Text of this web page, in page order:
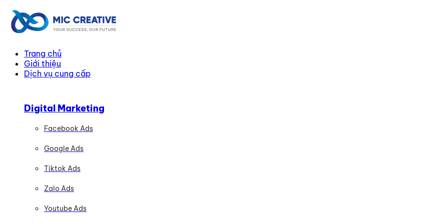
Trang chủ
Giới thiệu
Dịch vụ cung cấp
Digital Marketing
Facebook Ads
Google Ads
Tiktok Ads
Zalo Ads
Youtube Ads